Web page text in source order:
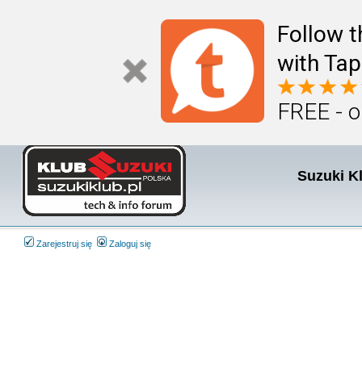
Follow
with
FREE -
Suzuki
Zarejestruj się Zaloguj się